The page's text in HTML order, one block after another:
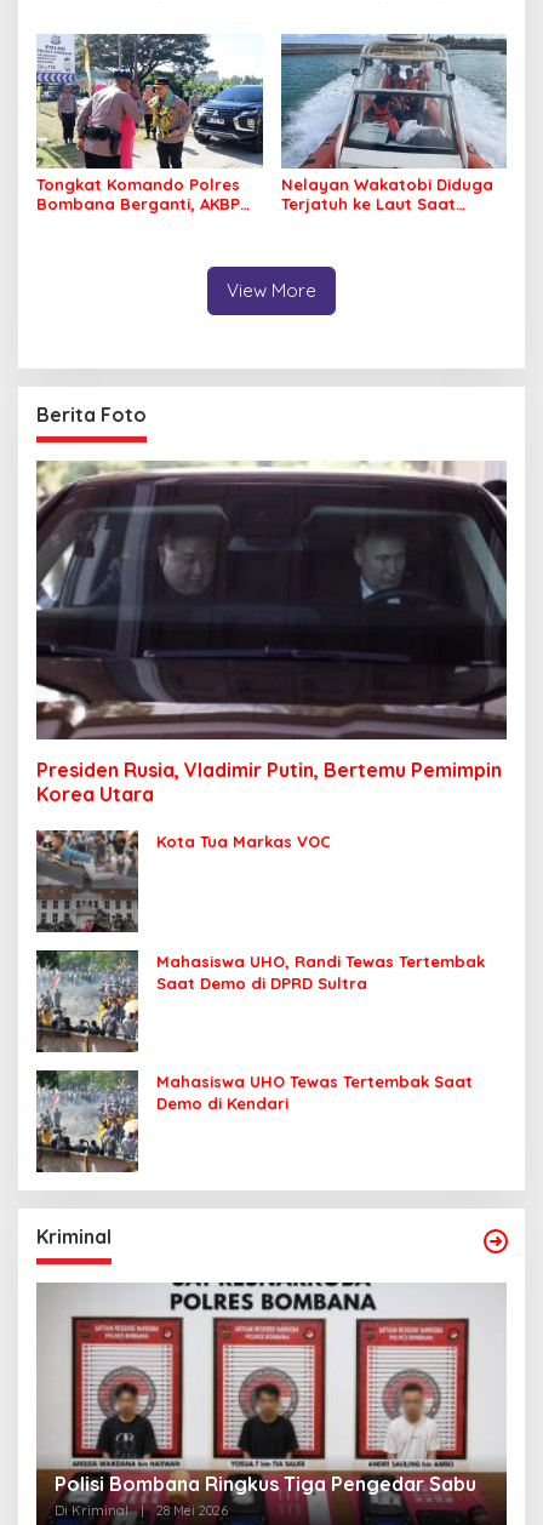
Nyaman Beribadah
Tongkat Komando Polres
Bombana Berganti, AKBP
Nelayan Wakatobi Diduga
Terjatuh ke Laut Saat
View More
Berita Foto
Presiden Rusia, Vladimir Putin, Bertemu Pemimpin
Korea Utara
Kota Tua Markas VOC
Mahasiswa UHO, Randi Tewas Tertembak
Saat Demo di DPRD Sultra
Mahasiswa UHO Tewas Tertembak Saat
Demo di Kendari
Kriminal
Polisi Bombana Ringkus Tiga Pengedar Sabu
Di Kriminal | 28 Mei 2026